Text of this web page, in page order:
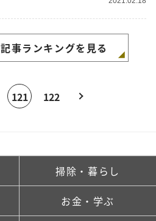
記事ランキングを見る
121 122
掃除・暮らし
お金・学ぶ